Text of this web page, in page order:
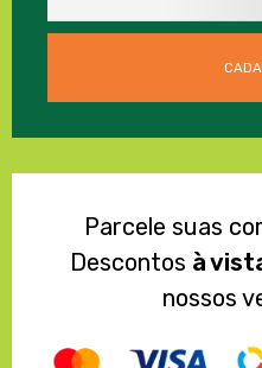
Parcele suas
Descontos à
nossos